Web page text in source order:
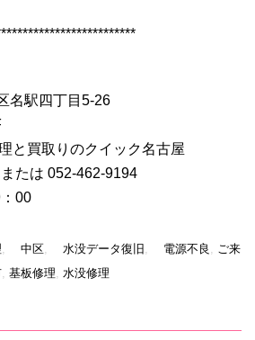
名駅四丁目5-26
と買取りのクイック名古屋
たは 052-462-9194
00
中区 水没データ復旧 電源不良
ご来
基板修理 水没修理